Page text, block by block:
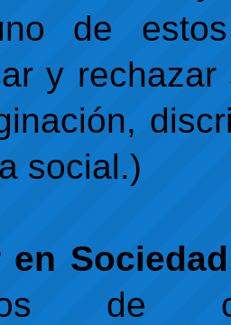
de
y rechazar
social.)
en Sociedad
de